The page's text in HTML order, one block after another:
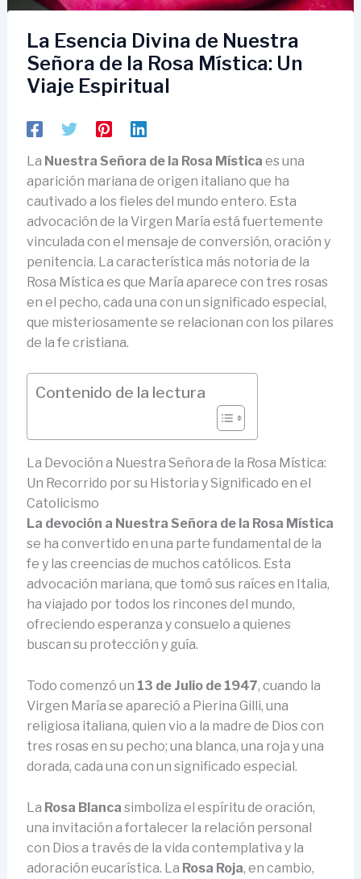
La Esencia Divina de Nuestra
Señora de la Rosa Mística: Un
Viaje Espiritual
La Nuestra Señora de la Rosa Mística es una
aparición mariana de origen italiano que ha
cautivado a los fieles del mundo entero. Esta
advocación de la Virgen María está fuertemente
vinculada con el mensaje de conversión, oración y
penitencia. La característica más notoria de la
Rosa Mística es que María aparece con tres rosas
en el pecho, cada una con un significado especial,
que misteriosamente se relacionan con los pilares
de la fe cristiana.
Contenido de la lectura
La Devoción a Nuestra Señora de la Rosa Mística:
Un Recorrido por su Historia y Significado en el
Catolicismo
La devoción a Nuestra Señora de la Rosa Mística
se ha convertido en una parte fundamental de la
fe y las creencias de muchos católicos. Esta
advocación mariana, que tomó sus raíces en Italia,
ha viajado por todos los rincones del mundo,
ofreciendo esperanza y consuelo a quienes
buscan su protección y guía.
Todo comenzó un 13 de Julio de 1947, cuando la
Virgen María se apareció a Pierina Gilli, una
religiosa italiana, quien vio a la madre de Dios con
tres rosas en su pecho; una blanca, una roja y una
dorada, cada una con un significado especial.
La Rosa Blanca simboliza el espíritu de oración,
una invitación a fortalecer la relación personal
con Dios a través de la vida contemplativa y la
adoración eucarística. La Rosa Roja, en cambio,